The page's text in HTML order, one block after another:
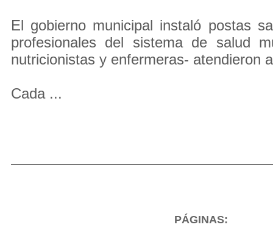
El gobierno municipal instaló postas
profesionales del sistema de salud
nutricionistas y enfermeras- atendieron
Cada ...
PÁGINAS: